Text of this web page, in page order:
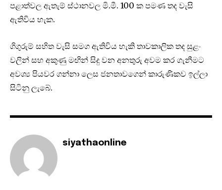
පළාත්වල ඇතැම් ස්ථානවල මි.මී. 100 ක පමණ තද වැසි
ඇතිවිය හැක.
ගිගුරුම් සහිත වැසි සමග ඇතිවිය හැකි තාවකාලික තද සුළං
වලින් සහ අකුණු මඟින් සිදු වන අනතුරු අවම කර ගැනීමට
අවශ්‍ය පියවර ගන්නා ලෙස ජනතාවගෙන් කාරුණිකව ඉල්ලා
සිටිනු ලැබේ.
siyathaonline